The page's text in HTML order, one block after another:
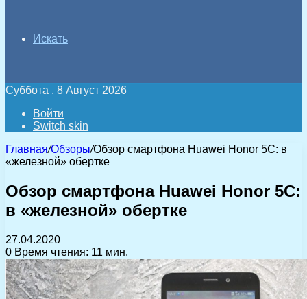
Искать
Суббота , 8 Август 2026
Войти
Switch skin
Главная/Обзоры/Обзор смартфона Huawei Honor 5C: в
«железной» обертке
Обзор смартфона Huawei Honor 5C:
в «железной» обертке
27.04.2020
0 Время чтения: 11 мин.